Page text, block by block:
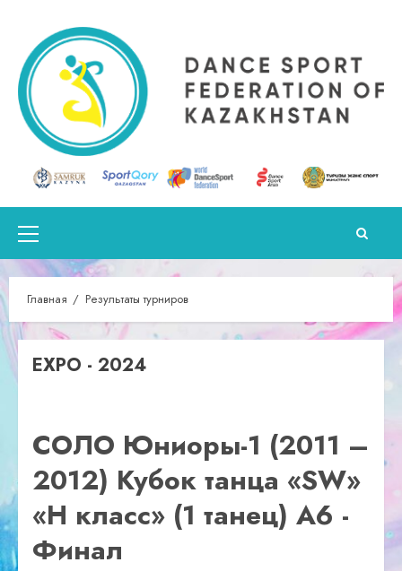
содержимому
Основное
меню
Главная Результаты турниров
EXPO - 2024
СОЛО Юниоры-1 (2011 –
2012) Кубок танца «SW»
«Н класс» (1 танец) А6 -
Финал